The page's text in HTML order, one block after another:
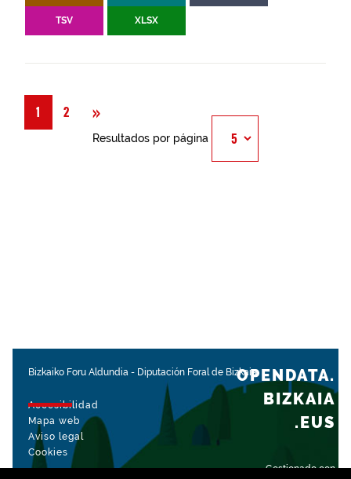
TSV XLSX
1 2 »
Resultados por página
Bizkaiko Foru Aldundia - Diputación Foral de Bizkaia
Accesibilidad
Mapa web
Aviso legal
Cookies
Gestionado con
OPENDATA.
BIZKAIA
.EUS